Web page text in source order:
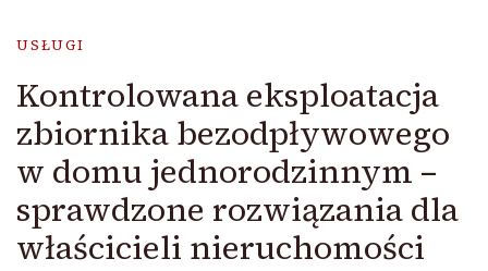
USŁUGI
Kontrolowana eksploatacja
zbiornika bezodpływowego
w domu jednorodzinnym –
sprawdzone rozwiązania dla
właścicieli nieruchomości